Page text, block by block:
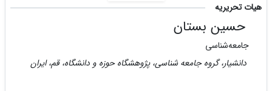
هیات تحریریه
حسین بستان
جامعه‌شناسی
دانشیار، گروه جامعه شناسی، پژوهشگاه حوزه و دانشگاه، قم، ایران